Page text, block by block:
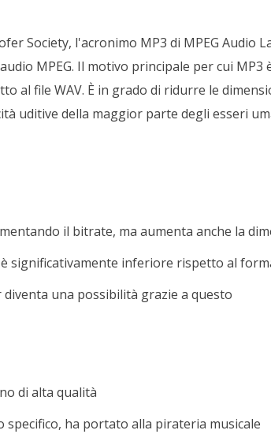
Society, l'acronimo MP3 di MPEG Audio
MPEG. Il motivo principale per cui
al file WAV. È in grado di ridurre le
uditive della maggior parte degli esseri
il bitrate, ma aumenta anche la
significativamente inferiore rispetto al
diventa una possibilità grazie a questo
di alta qualità
specifico, ha portato alla pirateria musicale